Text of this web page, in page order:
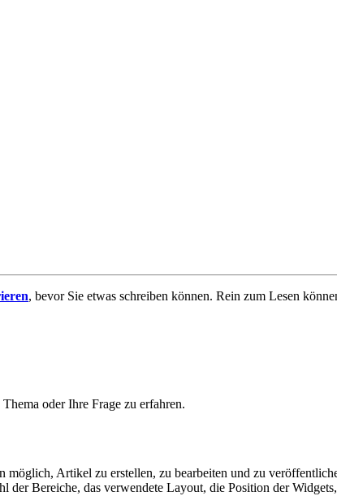
, bevor Sie etwas schreiben können. Rein zum Lesen
oder Ihre Frage zu erfahren.
Artikel zu erstellen, zu bearbeiten und zu
Bereiche, das verwendete Layout, die Position der